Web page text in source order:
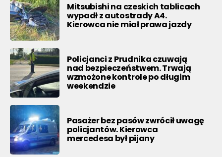
Mitsubishi na czeskich tablicach
wypadł z autostrady A4.
Kierowca nie miał prawa jazdy
Policjanci z Prudnika czuwają
nad bezpieczeństwem. Trwają
wzmożone kontrole po długim
weekendzie
Pasażer bez pasów zwrócił uwagę
policjantów. Kierowca
mercedesa był pijany